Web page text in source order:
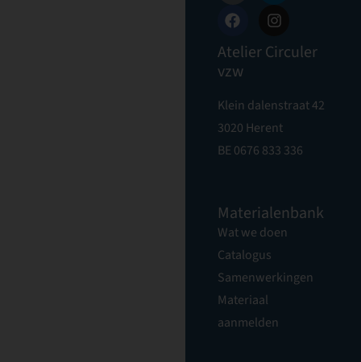
Atelier Circuler
vzw
Klein dalenstraat 42
3020 Herent
BE 0676 833 336
Materialenbank
Wat we doen
Catalogus
Samenwerkingen
Materiaal
aanmelden